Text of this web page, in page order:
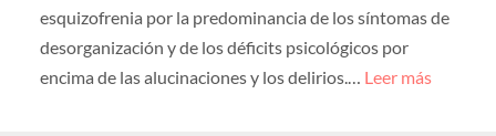
esquizofrenia por la predominancia de los síntomas de
desorganización y de los déficits psicológicos por
encima de las alucinaciones y los delirios.… Leer más